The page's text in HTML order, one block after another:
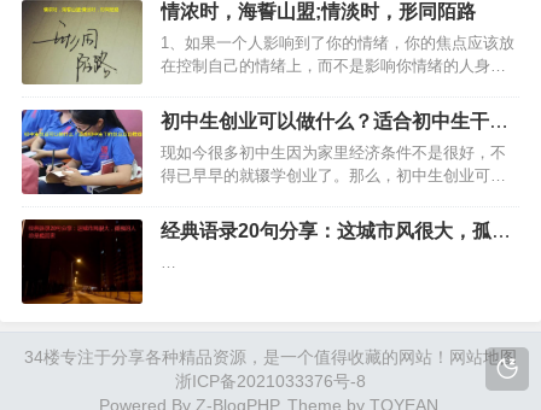
情浓时，海誓山盟;情淡时，形同陌路
1、如果一个人影响到了你的情绪，你的焦点应该放
在控制自己的情绪上，而不是影响你情绪的人身
初中生创业可以做什么？适合初中生干的
创业项目推荐
现如今很多初中生因为家里经济条件不是很好，不
得已早早的就辍学创业了。那么，初中生创业可以
不知道该做什么好，接下来小编就给大家推荐几种
适合初中生干的创业项目，想创业挣钱的初中生朋
友好好看下吧。…
经典语录20句分享：这城市风很大，孤独
…
34楼专注于分享各种精品资源，是一个值得收藏的网站！ 网站地图
浙ICP备2021033376号-8
Powered By Z-BlogPHP. Theme by TOYEAN